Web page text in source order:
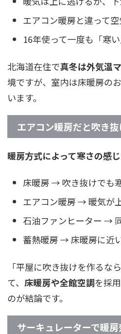
エアコン暖房と違って
16年使って一度も「寒
北海道在住で真冬は外気温
境ですが、室内は床暖房の
います。
エアコン暖房だと吹き
暖房方式によって寒さの感
床暖房 → 吹き抜けでも
エアコン暖房 → 暖気が
石油ファンヒーター →
蓄熱暖房 → 床暖房に近
「平屋に吹き抜けを作るな
て、 床暖房や全館空調を採
のが結論です。
サーキュレーターで暖